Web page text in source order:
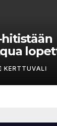
KERTTUVALI